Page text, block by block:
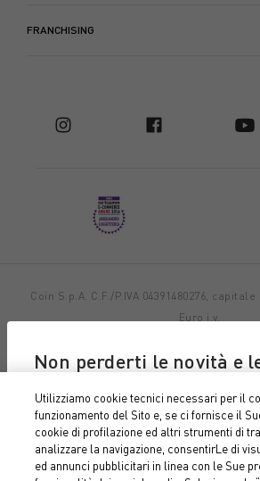
Non perderti le novità e
Iscriviti alla nostra
SUBITO PER TE 10% DI SCONTO SUL
ACQUISTO ONLINE.
FRANCHISING
Coin S.p.A. C.F./P.IVA 04391480276,
Euro i.v.
legali
Utilizziamo cookie tecnici necessari per il
funzionamento del Sito e, se ci fornisce il
cookie di profilazione ed altri strumenti di
analizzare la navigazione, consentirLe di
ed annunci pubblicitari in linea con le Sue